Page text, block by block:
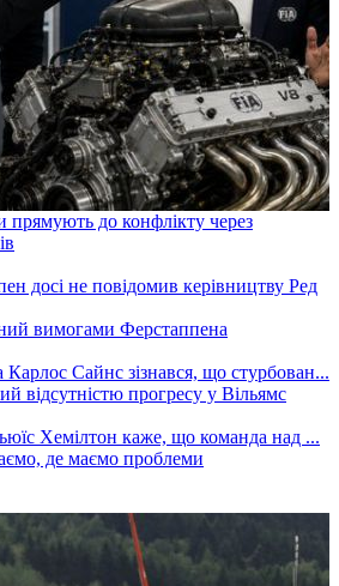
прямують до конфлікту через
вимогами Ферстаппена
відсутністю прогресу у Вільямс
де маємо проблеми